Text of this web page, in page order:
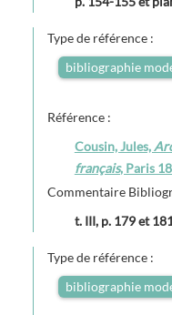
Type de référence :
bibliographie
Référence :
Cousin, Jules,
français, Paris
Commentaire
t. III, p. 179 et
Type de référence :
bibliographie